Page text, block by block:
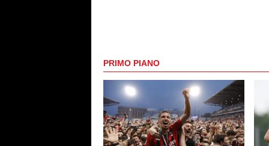
PRIMO PIANO